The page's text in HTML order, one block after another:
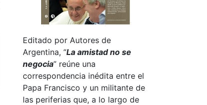
Editado por Autores de
Argentina, “La amistad no se
negocia” reúne una
correspondencia inédita entre el
Papa Francisco y un militante de
las periferias que, a lo largo de